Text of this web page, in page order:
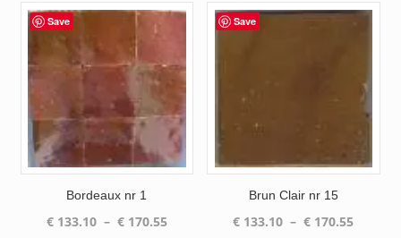
€
Save
Bordeaux nr 1
€133.10 – €170.55Plage
Save
Brun Clair nr 15
€ 133.10 – € 170.55Plage